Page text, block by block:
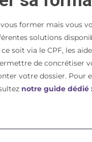
former mais vous
solutions
soit via le CPF, les
de concrétiser
votre dossier. Pour
notre guide dédié